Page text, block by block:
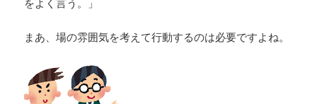
をよく言う。」
まあ、場の雰囲気を考えて行動するのは必要ですよね。